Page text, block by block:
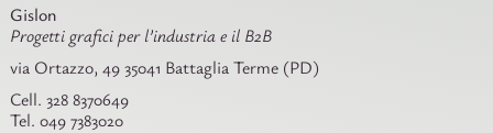
Gislon
Progetti grafici per l’industria e il B2B
via Ortazzo, 49 35041 Battaglia Terme (PD)
Cell. 328 8370649
Tel. 049 7383020